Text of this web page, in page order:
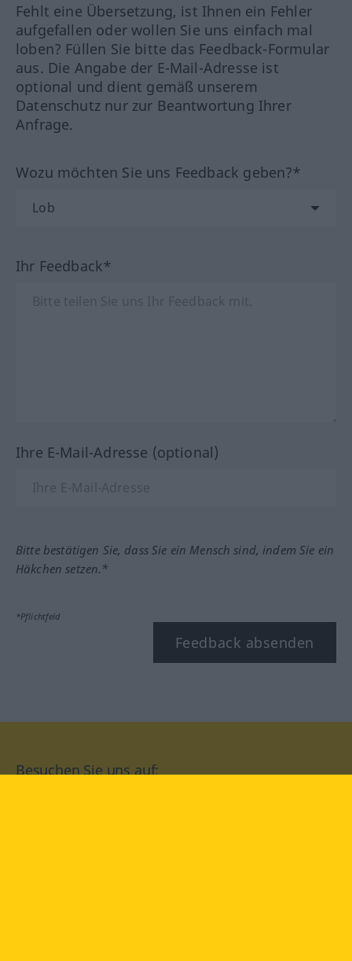
Fehlt eine Übersetzung, ist Ihnen ein Fehler
aufgefallen oder wollen Sie uns einfach mal
loben? Füllen Sie bitte das Feedback-Formular
aus. Die Angabe der E-Mail-Adresse ist
optional und dient gemäß unserem
Datenschutz nur zur Beantwortung Ihrer
Anfrage.
Wozu möchten Sie uns Feedback geben?*
Ihr Feedback*
Ihre E-Mail-Adresse (optional)
Bitte bestätigen Sie, dass Sie ein Mensch sind, indem Sie ein
Häkchen setzen.*
*Pflichtfeld
Feedback absenden
Besuchen Sie uns auf: